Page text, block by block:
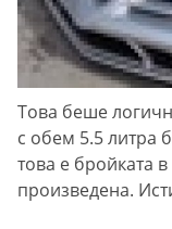
Това беше
с обем 5.5 литра
това е бройката
произведена.